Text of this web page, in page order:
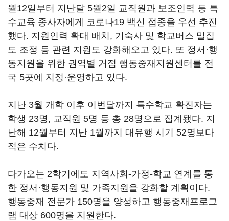
월12일부터 지난달 5월2일 교직원과 보조인력 등 특
수교육 종사자에게 코로나19 백신 접종을 우선 추진
했다. 지원인력 확대 배치, 기숙사 및 학교버스 밀집
도 조정 등 관련 지원도 강화해오고 있다. 또 정서·행
동지원을 위한 권역별 거점 행동중재지원센터를 전
국 5곳에 지정·운영하고 있다.
지난 3월 개학 이후 이번달까지 특수학교 확진자는
학생 23명, 교직원 5명 등 총 28명으로 집계됐다. 지
난해 12월부터 지난 1월까지 대유행 시기 52명보다
적은 수치다.
다가오는 2학기에도 지역사회-가정-학교 연계를 통
한 정서·행동지원 및 가족지원을 강화할 계획이다.
행동중재 전문가 150명을 양성하고 행동중재프로그
램 대상 600명을 지원한다.